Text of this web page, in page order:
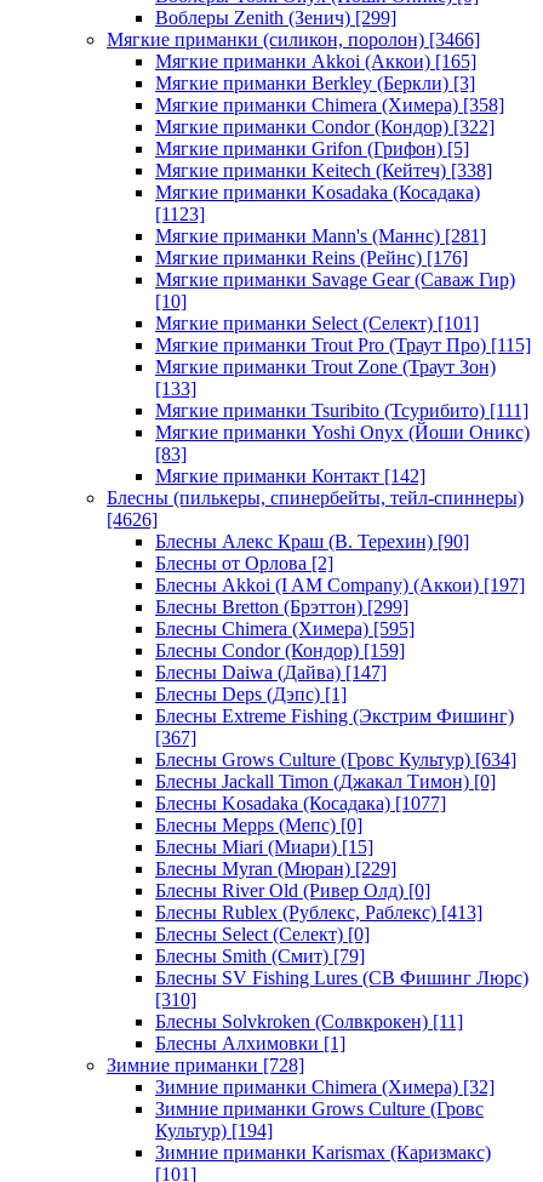
Воблеры Zenith (Зенич) [299]
Мягкие приманки (силикон, поролон) [3466]
Мягкие приманки Akkoi (Аккои) [165]
Мягкие приманки Berkley (Беркли) [3]
Мягкие приманки Chimera (Химера) [358]
Мягкие приманки Condor (Кондор) [322]
Мягкие приманки Grifon (Грифон) [5]
Мягкие приманки Keitech (Кейтеч) [338]
Мягкие приманки Kosadaka (Косадака)
[1123]
Мягкие приманки Mann's (Маннс) [281]
Мягкие приманки Reins (Рейнс) [176]
Мягкие приманки Savage Gear (Саваж Гир)
[10]
Мягкие приманки Select (Селект) [101]
Мягкие приманки Trout Pro (Траут Про) [115]
Мягкие приманки Trout Zone (Траут Зон)
[133]
Мягкие приманки Tsuribito (Тсурибито) [111]
Мягкие приманки Yoshi Onyx (Йоши Оникс)
[83]
Мягкие приманки Контакт [142]
Блесны (пилькеры, спинербейты, тейл-спиннеры)
[4626]
Блесны Алекс Краш (В. Терехин) [90]
Блесны от Орлова [2]
Блесны Akkoi (I AM Company) (Аккои) [197]
Блесны Bretton (Брэттон) [299]
Блесны Chimera (Химера) [595]
Блесны Condor (Кондор) [159]
Блесны Daiwa (Дайва) [147]
Блесны Deps (Дэпс) [1]
Блесны Extreme Fishing (Экстрим Фишинг)
[367]
Блесны Grows Culture (Гровс Культур) [634]
Блесны Jackall Timon (Джакал Тимон) [0]
Блесны Kosadaka (Косадака) [1077]
Блесны Mepps (Мепс) [0]
Блесны Miari (Миари) [15]
Блесны Myran (Мюран) [229]
Блесны River Old (Ривер Олд) [0]
Блесны Rublex (Рублекс, Раблекс) [413]
Блесны Select (Селект) [0]
Блесны Smith (Смит) [79]
Блесны SV Fishing Lures (СВ Фишинг Люрс)
[310]
Блесны Solvkroken (Солвкрокен) [11]
Блесны Алхимовки [1]
Зимние приманки [728]
Зимние приманки Chimera (Химера) [32]
Зимние приманки Grows Culture (Гровс
Культур) [194]
Зимние приманки Karismax (Каризмакс)
[101]